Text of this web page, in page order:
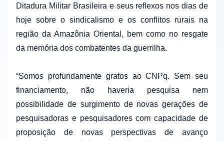
Ditadura Militar Brasileira e seus reflexos nos dias de
hoje sobre o sindicalismo e os conflitos rurais na
região da Amazônia Oriental, bem como no resgate
da memória dos combatentes da guerrilha.
“Somos profundamente gratos ao CNPq. Sem seu
financiamento, não haveria pesquisa nem
possibilidade de surgimento de novas gerações de
pesquisadoras e pesquisadores com capacidade de
proposição de novas perspectivas de avanço